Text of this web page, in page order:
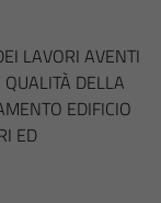
LAVORI AVENTI
QUALITÀ DELLA
EDIFICIO
ED